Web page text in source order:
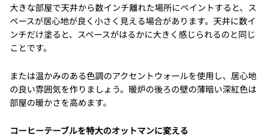
大きな部屋で天井から数インチ離れた場所にペイントすると、ス
ペースが居心地が良く小さく見える場合があります。天井に数イ
ンチだけ塗ると、スペースがはるかに大きく感じられるのと同じ
ことです。
または温かみのある色調のアクセントウォールを使用し、居心地
の良い雰囲気を作りましょう。暖炉の後ろの壁の薄暗い深紅色は
部屋の暖かさを高めます。
コーヒーテーブルを特大のオットマンに変える